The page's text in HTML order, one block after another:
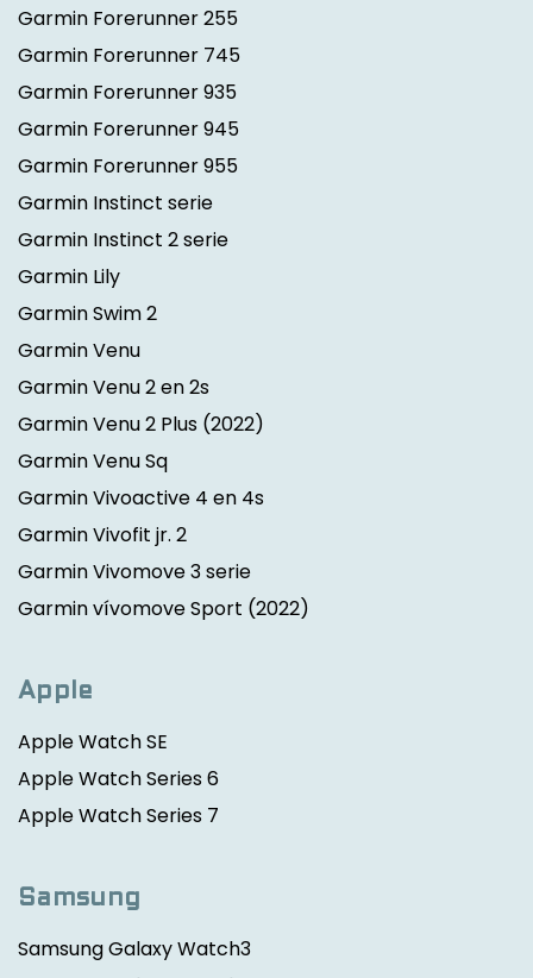
Garmin Forerunner 255
Garmin Forerunner 745
Garmin Forerunner 935
Garmin Forerunner 945
Garmin Forerunner 955
Garmin Instinct serie
Garmin Instinct 2 serie
Garmin Lily
Garmin Swim 2
Garmin Venu
Garmin Venu 2 en 2s
Garmin Venu 2 Plus (2022)
Garmin Venu Sq
Garmin Vivoactive 4 en 4s
Garmin Vivofit jr. 2
Garmin Vivomove 3 serie
Garmin vívomove Sport (2022)
Apple
Apple Watch SE
Apple Watch Series 6
Apple Watch Series 7
Samsung
Samsung Galaxy Watch3